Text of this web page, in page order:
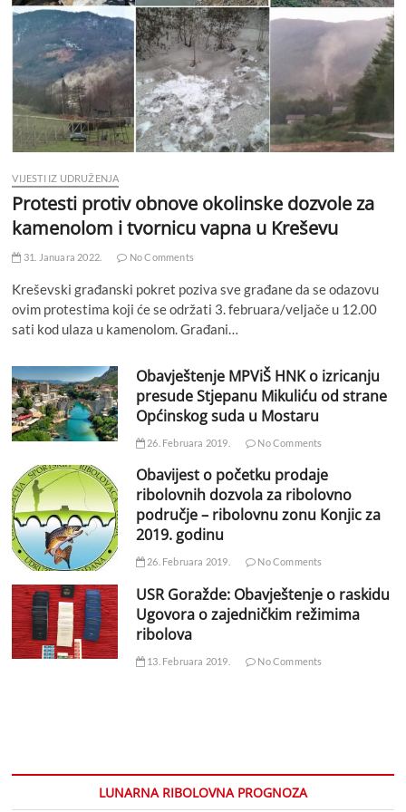
VIJESTI IZ UDRUŽENJA
Protesti protiv obnove okolinske dozvole za
kamenolom i tvornicu vapna u Kreševu
31. Januara 2022. No Comments
Kreševski građanski pokret poziva sve građane da se odazovu
ovim protestima koji će se održati 3. februara/veljače u 12.00
sati kod ulaza u kamenolom. Građani…
Obavještenje MPViŠ HNK o izricanju
presude Stjepanu Mikuliću od strane
Općinskog suda u Mostaru
26. Februara 2019. No Comments
Obavijest o početku prodaje
ribolovnih dozvola za ribolovno
područje – ribolovnu zonu Konjic za
2019. godinu
26. Februara 2019. No Comments
USR Goražde: Obavještenje o raskidu
Ugovora o zajedničkim režimima
ribolova
13. Februara 2019. No Comments
LUNARNA RIBOLOVNA PROGNOZA